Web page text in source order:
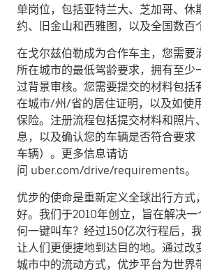
单岗位，包括亚特兰大、芝加哥、休
约、旧金山和西雅图，以及全国数百
在戈尔兹伯勒成为合作车主，您需要
所在城市的最低驾龄要求，拥有至少
过背景审核。您需要提交的材料包括
在城市/州/省的居住证明，以及如使
保险。注册流程包括提交材料和照片
息，以及确认您的车辆是否符合要求
车辆）。更多信息请访
问 uber.com/drive/requirements。
优步的使命是重新定义全球出行方式
好。我们于2010年创立，旨在解决
何一键叫车？经过150亿次行程后，
让人们更便捷地到达目的地。通过改
城市中的流动方式，优步平台为世界